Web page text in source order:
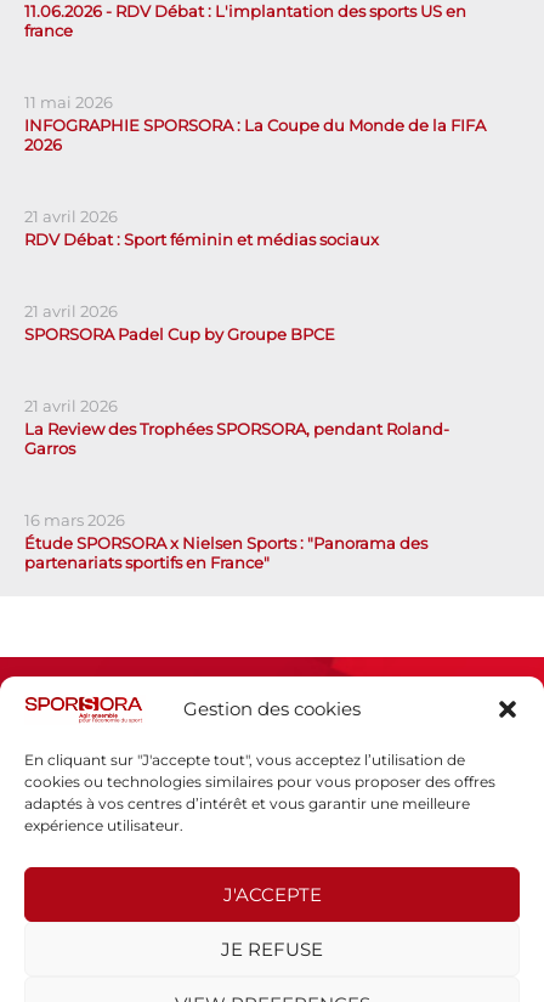
Gestion des cookies
En cliquant sur "J'accepte tout", vous acceptez l’utilisation de
cookies ou technologies similaires pour vous proposer des offres
adaptés à vos centres d’intérêt et vous garantir une meilleure
expérience utilisateur.
J'ACCEPTE
JE REFUSE
11.06.2026 - RDV Débat : L'implantation des sports US en
france
11 mai 2026
INFOGRAPHIE SPORSORA : La Coupe du Monde de la FIFA
2026
21 avril 2026
RDV Débat : Sport féminin et médias sociaux
21 avril 2026
SPORSORA Padel Cup by Groupe BPCE
21 avril 2026
La Review des Trophées SPORSORA, pendant Roland-
Garros
16 mars 2026
Étude SPORSORA x Nielsen Sports : "Panorama des
partenariats sportifs en France"
Espace presse
Politique de confidentialité
SPORSORA
75015 PARIS